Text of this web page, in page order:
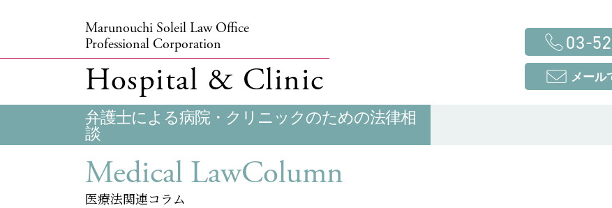
Marunouchi Soleil Law Office
Professional Corporation
Hospital & Clinic
弁護士による病院・クリニックのための法律相
談
03-
メール
Medical LawColumn
医療法関連コラム